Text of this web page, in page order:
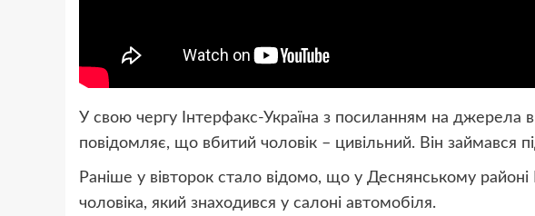
У свою чергу Інтерфакс-Україна з посиланням на джерела
повідомляє, що вбитий чоловік – цивільний. Він займався
Раніше у вівторок стало відомо, що у Деснянському
чоловіка, який знаходився у салоні автомобіля.